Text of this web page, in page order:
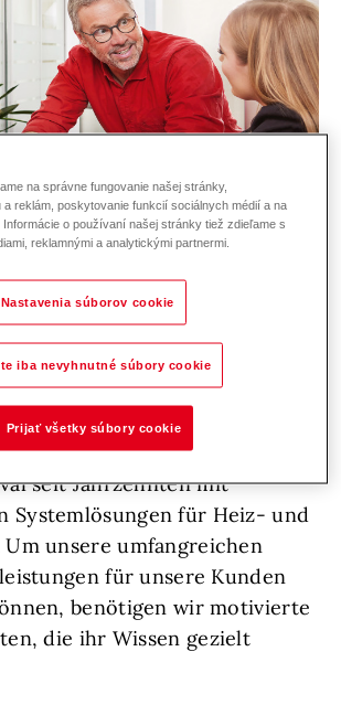
unseres Service-Teams
Technologieunternehmen
seit Jahrzehnten mit
Systemlösungen für Heiz- und
unsere umfangreichen
für unsere Kunden
benötigen wir motivierte
die ihr Wissen gezielt
na správne fungovanie našej stránky,
a reklám, poskytovanie funkcií sociálnych médií a na
o používaní našej stránky tiež zdieľame s
reklamnými a analytickými partnermi.
Nastavenia súborov cookie
iba nevyhnutné súbory cookie
Prijať všetky súbory cookie